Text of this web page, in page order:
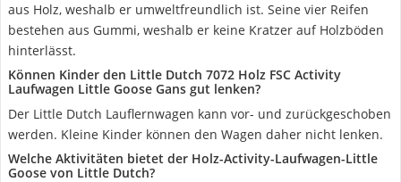
aus Holz, weshalb er umweltfreundlich ist. Seine vier Reifen
bestehen aus Gummi, weshalb er keine Kratzer auf Holzböden
hinterlässt.
Können Kinder den Little Dutch 7072 Holz FSC Activity
Laufwagen Little Goose Gans gut lenken?
Der Little Dutch Lauflernwagen kann vor- und zurückgeschoben
werden. Kleine Kinder können den Wagen daher nicht lenken.
Welche Aktivitäten bietet der Holz-Activity-Laufwagen-Little
Goose von Little Dutch?